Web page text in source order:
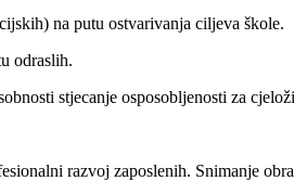
na putu ostvarivanja ciljeva škole.
odraslih.
stjecanje osposobljenosti za
razvoj zaposlenih. Snimanje